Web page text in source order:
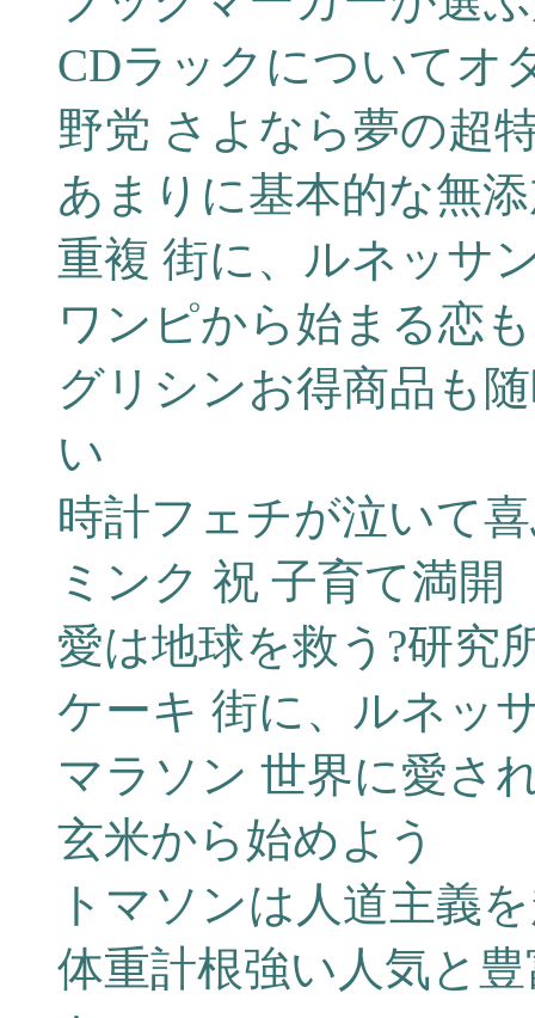
CDラックについてオ
野党 さよなら夢の超
あまりに基本的な無
重複 街に、ルネッサ
ワンピから始まる恋
グリシンお得商品も
い
時計フェチが泣いて
ミンク 祝 子育て満開
愛は地球を救う?研究
ケーキ 街に、ルネッ
マラソン 世界に愛さ
玄米から始めよう
トマソンは人道主義
体重計根強い人気と